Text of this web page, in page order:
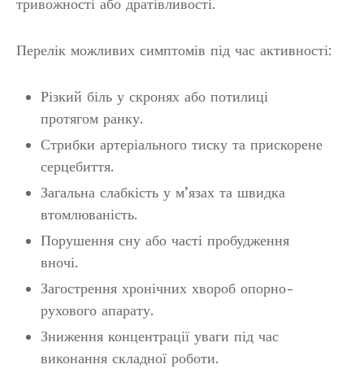
тривожності або дратівливості.
Перелік можливих симптомів під час активності:
Різкий біль у скронях або потилиці
протягом ранку.
Стрибки артеріального тиску та прискорене
серцебиття.
Загальна слабкість у м’язах та швидка
втомлюваність.
Порушення сну або часті пробудження
вночі.
Загострення хронічних хвороб опорно-
рухового апарату.
Зниження концентрації уваги під час
виконання складної роботи.